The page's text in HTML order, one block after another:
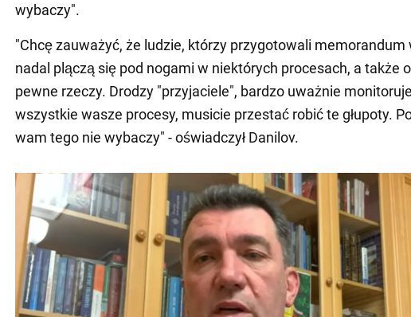
wybaczy".
"Chcę zauważyć, że ludzie, którzy przygotowali memorandum
nadal plączą się pod nogami w niektórych procesach, a także
pewne rzeczy. Drodzy "przyjaciele", bardzo uważnie
wszystkie wasze procesy, musicie przestać robić te głupoty.
wam tego nie wybaczy" - oświadczył Danilov.